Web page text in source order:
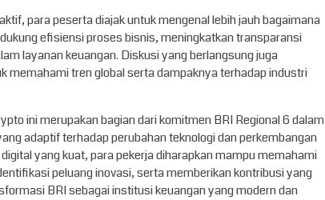
para peserta diajak untuk mengenal lebih jauh bagaimana
efisiensi proses bisnis, meningkatkan transparansi
layanan keuangan. Diskusi yang berlangsung juga
memahami tren global serta dampaknya terhadap industri
ini merupakan bagian dari komitmen BRI Regional 6 dalam
adaptif terhadap perubahan teknologi dan perkembangan
yang kuat, para pekerja diharapkan mampu memahami
peluang inovasi, serta memberikan kontribusi yang
BRI sebagai institusi keuangan yang modern dan